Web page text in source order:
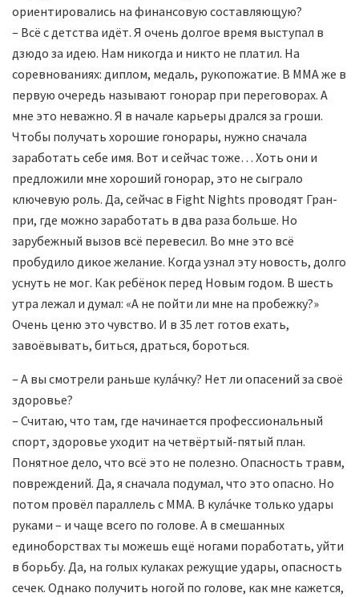
ориентировались на финансовую составляющую?
– Всё с детства идёт. Я очень долгое время выступал в
дзюдо за идею. Нам никогда и никто не платил. На
соревнованиях: диплом, медаль, рукопожатие. В MMA же в
первую очередь называют гонорар при переговорах. А
мне это неважно. Я в начале карьеры дрался за гроши.
Чтобы получать хорошие гонорары, нужно сначала
заработать себе имя. Вот и сейчас тоже… Хоть они и
предложили мне хороший гонорар, это не сыграло
ключевую роль. Да, сейчас в Fight Nights проводят Гран-
при, где можно заработать в два раза больше. Но
зарубежный вызов всё перевесил. Во мне это всё
пробудило дикое желание. Когда узнал эту новость, долго
уснуть не мог. Как ребёнок перед Новым годом. В шесть
утра лежал и думал: «А не пойти ли мне на пробежку?»
Очень ценю это чувство. И в 35 лет готов ехать,
завоёвывать, биться, драться, бороться.
– А вы смотрели раньше кула́чку? Нет ли опасений за своё
здоровье?
– Считаю, что там, где начинается профессиональный
спорт, здоровье уходит на четвёртый-пятый план.
Понятное дело, что всё это не полезно. Опасность травм,
повреждений. Да, я сначала подумал, что это опасно. Но
потом провёл параллель с MMA. В кула́чке только удары
руками – и чаще всего по голове. А в смешанных
единоборствах ты можешь ещё ногами поработать, уйти
в борьбу. Да, на голых кулаках режущие удары, опасность
сечек. Однако получить ногой по голове, как мне кажется,